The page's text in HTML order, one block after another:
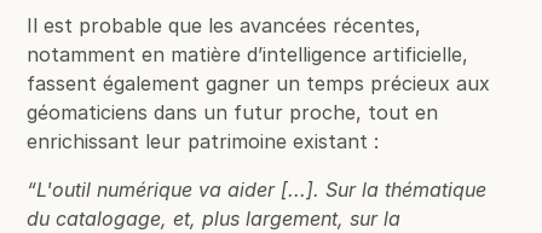
Il est probable que les avancées récentes,
notamment en matière d’intelligence artificielle,
fassent également gagner un temps précieux aux
géomaticiens dans un futur proche, tout en
enrichissant leur patrimoine existant :
“L'outil numérique va aider [...]. Sur la thématique
du catalogage, et, plus largement, sur la